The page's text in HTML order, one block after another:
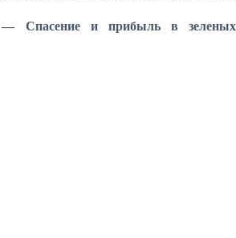
Спасение и прибыль в зеленых